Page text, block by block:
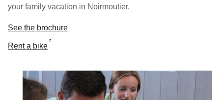
your family vacation in Noirmoutier.
See the brochure
Rent a bike